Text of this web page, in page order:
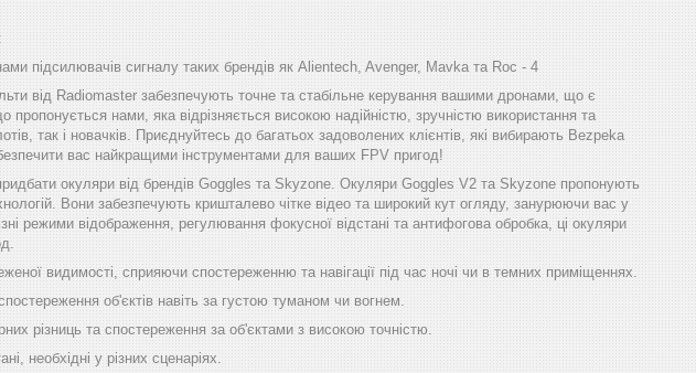
підсилювачів сигналу таких брендів як Alientech, Avenger, Mavka та Roc - 4
від Radiomaster забезпечують точне та стабільне керування вашими дронами, що є
нами, яка відрізняється високою надійністю, зручністю використання та
так і новачків. Приєднуйтесь до багатьох задоволених клієнтів, які вибирають Bezpeka
вас найкращими інструментами для ваших FPV пригод!
окуляри від брендів Goggles та Skyzone. Окуляри Goggles V2 та Skyzone пропонують
Вони забезпечують кришталево чітке відео та широкий кут огляду, занурюючи вас у
режими відображення, регулювання фокусної відстані та антифогова обробка, ці окуляри
видимості, сприяючи спостереженню та навігації під час ночі чи в темних приміщеннях.
об'єктів навіть за густою туманом чи вогнем.
різниць та спостереження за об'єктами з високою точністю.
необхідні у різних сценаріях.